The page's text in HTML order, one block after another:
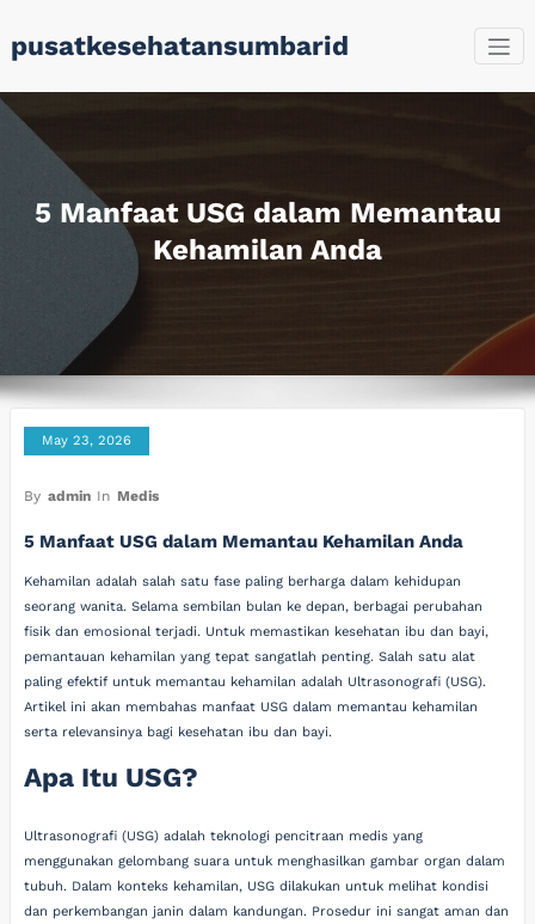
to
content
pusatkesehatansumbarid
5 Manfaat USG dalam Memantau
Kehamilan Anda
May 23, 2026
By admin In Medis
5 Manfaat USG dalam Memantau Kehamilan Anda
Kehamilan adalah salah satu fase paling berharga dalam kehidupan
seorang wanita. Selama sembilan bulan ke depan, berbagai perubahan
fisik dan emosional terjadi. Untuk memastikan kesehatan ibu dan bayi,
pemantauan kehamilan yang tepat sangatlah penting. Salah satu alat
paling efektif untuk memantau kehamilan adalah Ultrasonografi (USG).
Artikel ini akan membahas manfaat USG dalam memantau kehamilan
serta relevansinya bagi kesehatan ibu dan bayi.
Apa Itu USG?
Ultrasonografi (USG) adalah teknologi pencitraan medis yang
menggunakan gelombang suara untuk menghasilkan gambar organ dalam
tubuh. Dalam konteks kehamilan, USG dilakukan untuk melihat kondisi
dan perkembangan janin dalam kandungan. Prosedur ini sangat aman dan